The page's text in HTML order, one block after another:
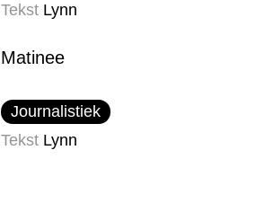
Tekst Lynn
Matinee
Journalistiek
Tekst Lynn